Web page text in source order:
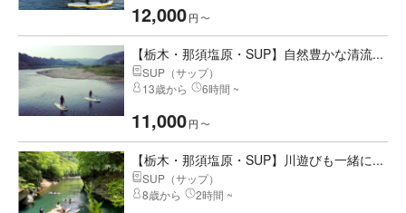
12,000円 〜
【栃木・那須塩原・SUP】自然豊かな清流...
SUP（サップ）
13歳から
6時間 ~
11,000円 〜
【栃木・那須塩原・SUP】川遊びも一緒に...
SUP（サップ）
8歳から
2時間 ~